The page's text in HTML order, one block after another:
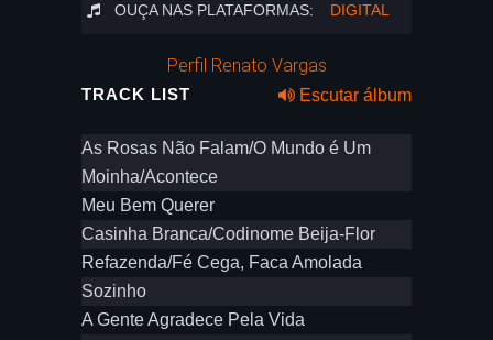
OUÇA NAS PLATAFORMAS: DIGITAL
Perfil Renato Vargas
TRACK LIST Escutar álbum
As Rosas Não Falam/O Mundo é Um
Moinha/Acontece
Meu Bem Querer
Casinha Branca/Codinome Beija-Flor
Refazenda/Fé Cega, Faca Amolada
Sozinho
A Gente Agradece Pela Vida